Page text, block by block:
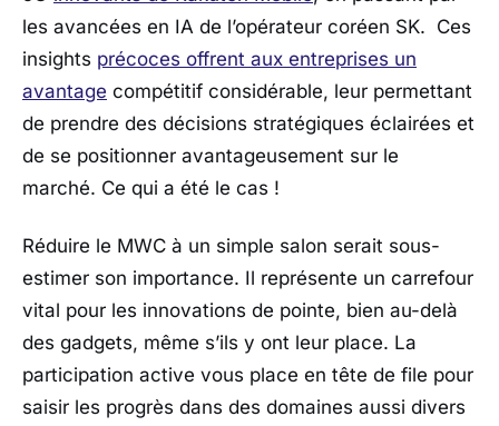
les avancées en IA de l’opérateur coréen SK. Ces
insights précoces offrent aux entreprises un
avantage compétitif considérable, leur permettant
de prendre des décisions stratégiques éclairées et
de se positionner avantageusement sur le
marché. Ce qui a été le cas !
Réduire le MWC à un simple salon serait sous-
estimer son importance. Il représente un carrefour
vital pour les innovations de pointe, bien au-delà
des gadgets, même s’ils y ont leur place. La
participation active vous place en tête de file pour
saisir les progrès dans des domaines aussi divers